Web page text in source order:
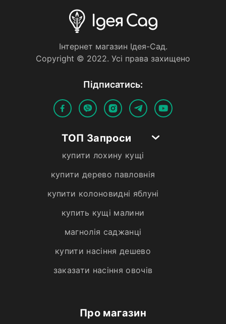
Iнтернет магазин Iдея-Сад.
Copyright © 2022. Усi права захищено
Пiдписатись:
ТОП Запроси
купити лохину кущі
купити дерево павловнія
купити колоновидні яблуні
купить кущі малини
магнолія саджанці
купити насіння дешево
заказати насіння овочів
Про магазин